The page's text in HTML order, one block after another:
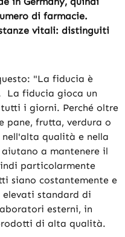
di farmacie.
vitali: distinguiti
"La fiducia è
La fiducia gioca un
i giorni. Perché oltre
pane, frutta, verdura o
qualità e nella
a mantenere il
particolarmente
siano costantemente e
standard di
esterni, in
di alta qualità.